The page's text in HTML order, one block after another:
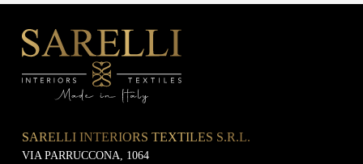
SARELLI INTERIORS TEXTILES S.R.L.
VIA PARRUCCONA, 1064